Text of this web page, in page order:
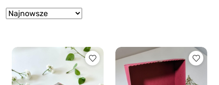
Zastosowano
Sortuj